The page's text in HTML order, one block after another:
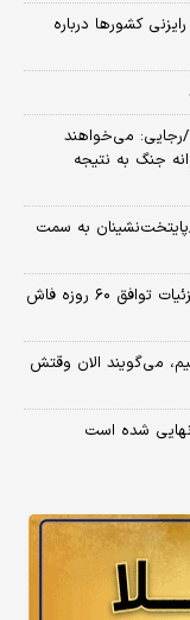
کشورها درباره
رجایی: می‌خواهند
جنگ به نتیجه
به سمت
العربیه: توافق بازگشایی تنگه هرمز در راه است/جزئیات توافق ۶۰ روزه فاش
کنیم، می‌گویند الان وقتش
نهایی شده است